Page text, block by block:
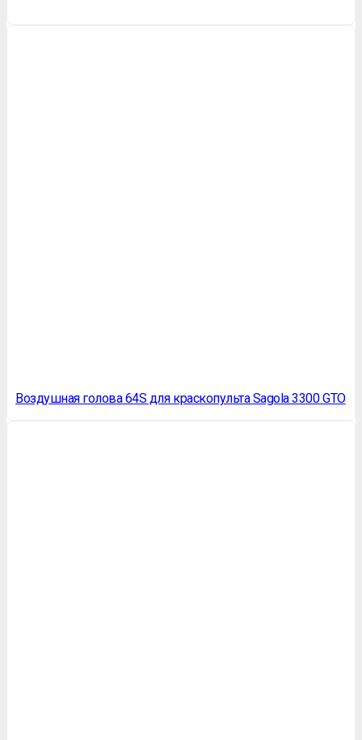
Воздушная голова 64S для краскопульта Sagola 3300 GTO